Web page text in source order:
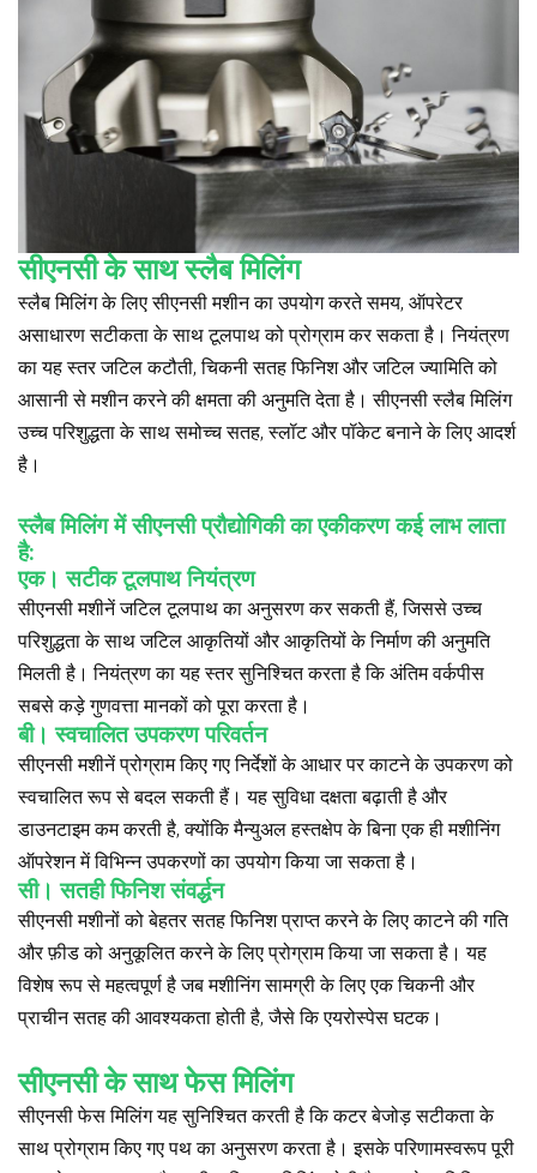
सीएनसी के साथ स्लैब मिलिंग
स्लैब मिलिंग के लिए सीएनसी मशीन का उपयोग करते समय, ऑपरेटर
असाधारण सटीकता के साथ टूलपाथ को प्रोग्राम कर सकता है। नियंत्रण
का यह स्तर जटिल कटौती, चिकनी सतह फिनिश और जटिल ज्यामिति को
आसानी से मशीन करने की क्षमता की अनुमति देता है। सीएनसी स्लैब मिलिंग
उच्च परिशुद्धता के साथ समोच्च सतह, स्लॉट और पॉकेट बनाने के लिए आदर्श
है।
स्लैब मिलिंग में सीएनसी प्रौद्योगिकी का एकीकरण कई लाभ लाता
है:
एक। सटीक टूलपाथ नियंत्रण
सीएनसी मशीनें जटिल टूलपाथ का अनुसरण कर सकती हैं, जिससे उच्च
परिशुद्धता के साथ जटिल आकृतियों और आकृतियों के निर्माण की अनुमति
मिलती है। नियंत्रण का यह स्तर सुनिश्चित करता है कि अंतिम वर्कपीस
सबसे कड़े गुणवत्ता मानकों को पूरा करता है।
बी। स्वचालित उपकरण परिवर्तन
सीएनसी मशीनें प्रोग्राम किए गए निर्देशों के आधार पर काटने के उपकरण को
स्वचालित रूप से बदल सकती हैं। यह सुविधा दक्षता बढ़ाती है और
डाउनटाइम कम करती है, क्योंकि मैन्युअल हस्तक्षेप के बिना एक ही मशीनिंग
ऑपरेशन में विभिन्न उपकरणों का उपयोग किया जा सकता है।
सी। सतही फिनिश संवर्द्धन
सीएनसी मशीनों को बेहतर सतह फिनिश प्राप्त करने के लिए काटने की गति
और फ़ीड को अनुकूलित करने के लिए प्रोग्राम किया जा सकता है। यह
विशेष रूप से महत्वपूर्ण है जब मशीनिंग सामग्री के लिए एक चिकनी और
प्राचीन सतह की आवश्यकता होती है, जैसे कि एयरोस्पेस घटक।
सीएनसी के साथ फेस मिलिंग
सीएनसी फेस मिलिंग यह सुनिश्चित करती है कि कटर बेजोड़ सटीकता के
साथ प्रोग्राम किए गए पथ का अनुसरण करता है। इसके परिणामस्वरूप पूरी